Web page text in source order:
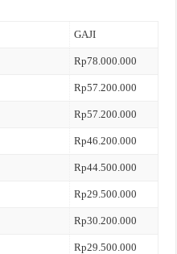
GAJI
Rp78.000.000
Rp57.200.000
Rp57.200.000
Rp46.200.000
Rp44.500.000
Rp29.500.000
Rp30.200.000
Rp29.500.000